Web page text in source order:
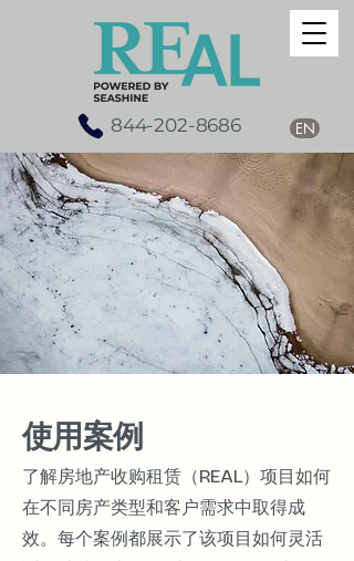
844-202-8686 EN
使用案例
了解房地产收购租赁（REAL）项目如何
在不同房产类型和客户需求中取得成
效。每个案例都展示了该项目如何灵活